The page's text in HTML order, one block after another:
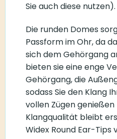
Sie auch diese nutzen).
Die runden Domes
Passform im Ohr, da
sich dem Gehörgang
bieten sie eine enge
Gehörgang, die
sodass Sie den Klang
vollen Zügen genießen
Klangqualität bleibt
Widex Round Ear-Tips